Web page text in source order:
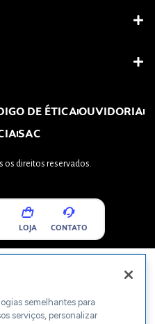
DE ÉTICAOUVIDORIA
SAC
os direitos reservados.
LOJA CONTATO
semelhantes para
serviços, personalizar